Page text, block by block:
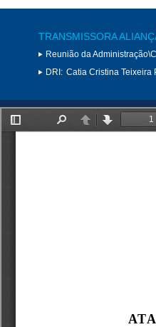
TRANSMISSORA
Reunião da
DRI: Catia Cristina Teixeira